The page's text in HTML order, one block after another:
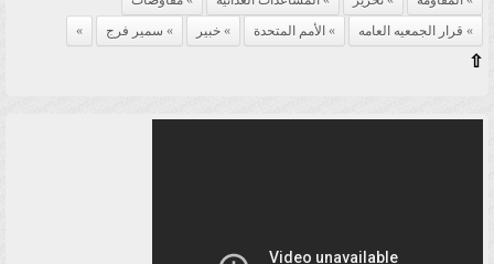
قرار الجمعيه العامه
الأمم المتحدة خبير سمير فرج
⇧